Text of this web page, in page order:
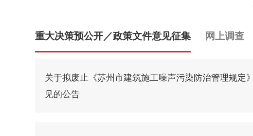
重大决策预公开／政策文件意见征集 网上调查
关于拟废止《苏州市建筑施工噪声污染防治管理规定
见的公告